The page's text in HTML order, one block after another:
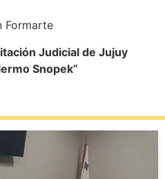
Formarte
Judicial de Jujuy
Snopek”